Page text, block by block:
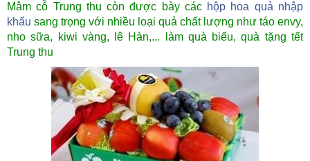
Mâm cỗ Trung thu còn được bày các hộp hoa quả nhập
khẩu sang trọng với nhiều loại quả chất lượng như táo envy,
nho sữa, kiwi vàng, lê Hàn,... làm quà biếu, quà tặng tết
Trung thu